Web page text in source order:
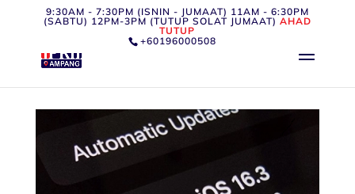
9:30AM - 7:30PM (ISNIN - JUMAAT) 11AM - 6:30PM
(SABTU) 12PM-3PM (TUTUP SOLAT JUMAAT) AHAD
TUTUP
+60196000508